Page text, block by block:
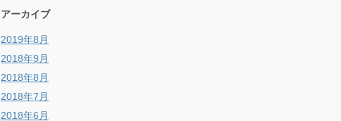
アーカイブ
2019年8月
2018年9月
2018年8月
2018年7月
2018年6月